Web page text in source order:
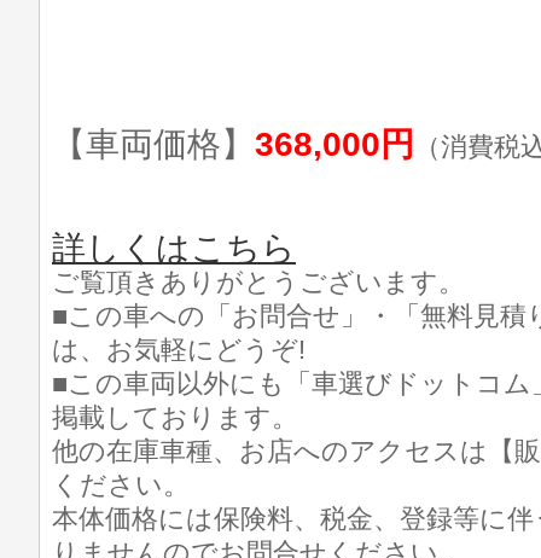
【車両価格】 368,000円 （消費税
詳しくはこちら
ご覧頂きありがとうございます。
■この車への「お問合せ」・「無料見積
は、お気軽にどうぞ!
■この車両以外にも「車選びドットコ
掲載しております。
他の在庫車種、お店へのアクセスは【
ください。
本体価格には保険料、税金、登録等に